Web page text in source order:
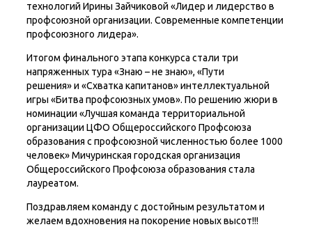
технологий Ирины Зайчиковой «Лидер и лидерство в
профсоюзной организации. Современные компетенции
профсоюзного лидера».
Итогом финального этапа конкурса стали три
напряженных тура «Знаю – не знаю», «Пути
решения» и «Схватка капитанов» интеллектуальной
игры «Битва профсоюзных умов». По решению жюри в
номинации «Лучшая команда территориальной
организации ЦФО Общероссийского Профсоюза
образования с профсоюзной численностью более 1000
человек» Мичуринская городская организация
Общероссийского Профсоюза образования стала
лауреатом.
Поздравляем команду с достойным результатом и
желаем вдохновения на покорение новых высот!!!